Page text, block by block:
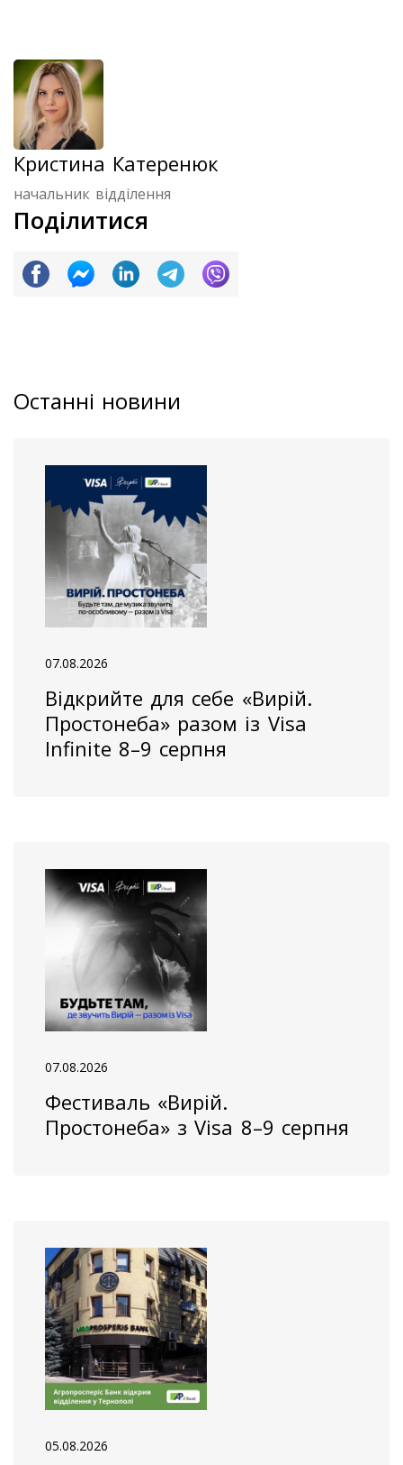
Кристина Катеренюк
начальник відділення
Поділитися
Останні новини
07.08.2026
Відкрийте для себе «Вирій.
Простонеба» разом із Visa
Infinite 8–9 серпня
07.08.2026
Фестиваль «Вирій.
Простонеба» з Visa 8–9 серпня
05.08.2026